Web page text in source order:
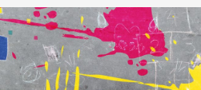
Tiziano Pesce nel Cda di
Fondazione Terzjus: prima riunione
a Roma